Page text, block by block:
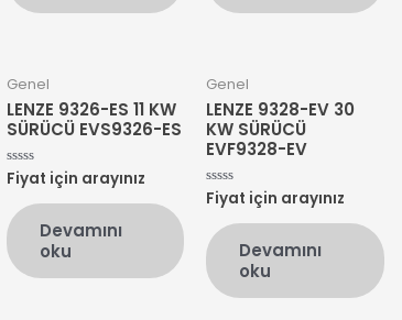
Genel
LENZE 9326-ES 11 KW
SÜRÜCÜ EVS9326-ES
5
üzerinden
oy
aldı
Fiyat için arayınız
Devamını
oku
Genel
LENZE 9328-EV 30
KW SÜRÜCÜ
EVF9328-EV
5
üzerinden
oy
aldı
Fiyat için arayınız
Devamını
oku